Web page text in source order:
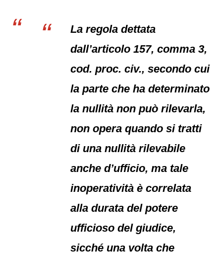
La regola dettata
dall’articolo 157, comma 3,
cod. proc. civ., secondo cui
la parte che ha determinato
la nullità non può rilevarla,
non opera quando si tratti
di una nullità rilevabile
anche d’ufficio, ma tale
inoperatività è correlata
alla durata del potere
ufficioso del giudice,
sicché una volta che